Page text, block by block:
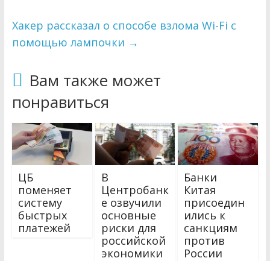
Хакер рассказал о способе взлома Wi-Fi с
помощью лампочки →
Вам также может
понравиться
ЦБ
поменяет
систему
быстрых
платежей
В
Центробанк
е озвучили
основные
риски для
российской
экономики
Банки
Китая
присоедин
ились к
санкциям
против
России